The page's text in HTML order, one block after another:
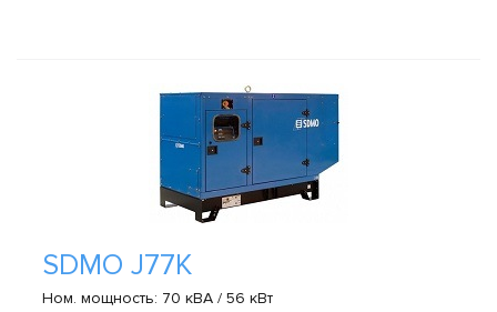
SDMO J77K
Ном. мощность: 70 кВА / 56 кВт